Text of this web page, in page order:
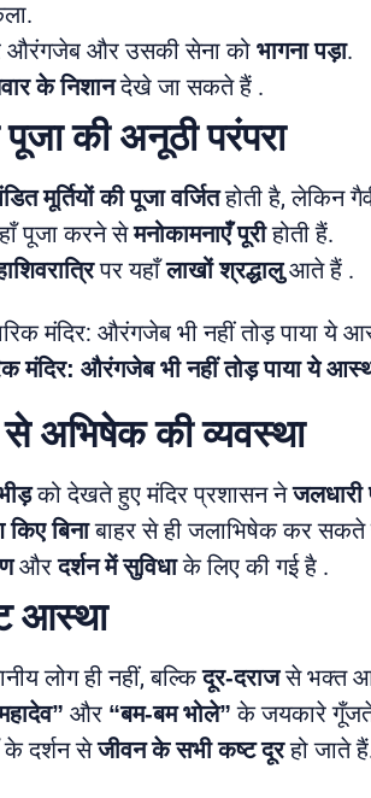
औरंगजेब और उसकी सेना को भागना पड़ा.
के निशानदेखे जा सकते हैं .
की अनूठी परंपरा
मूर्तियों की पूजा वर्जितहोती है, लेकिन
पूजा करने सेमनोकामनाएँ पूरीहोती हैं.
पर यहाँलाखों श्रद्धालुआते हैं .
मंदिर: औरंगजेब भी नहीं तोड़ पाया ये
से अभिषेक की व्यवस्था
को देखते हुए मंदिर प्रशासन नेजलधारी
बिनाबाहर से ही जलाभिषेक कर सकते
औरदर्शन में सुविधाके लिए की गई है .
आस्था
लोग ही नहीं, बल्किदूर-दराजसे भक्त
और “बम-बम भोले” के जयकारे
के दर्शन सेजीवन के सभी कष्ट दूरहो जाते